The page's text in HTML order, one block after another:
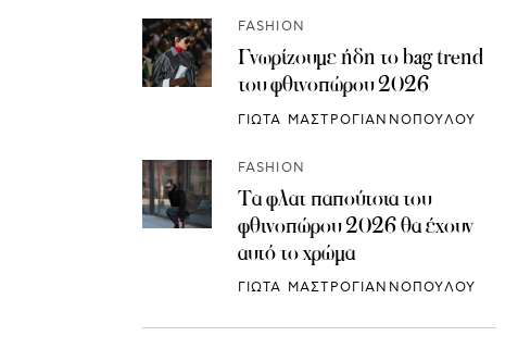
FASHION
Γνωρίζουμε ήδη το bag trend
του φθινοπώρου 2026
ΓΙΩΤΑ ΜΑΣΤΡΟΓΙΑΝΝΟΠΟΥΛΟΥ
FASHION
Τα φλατ παπούτσια του
φθινοπώρου 2026 θα έχουν
αυτό το χρώμα
ΓΙΩΤΑ ΜΑΣΤΡΟΓΙΑΝΝΟΠΟΥΛΟΥ